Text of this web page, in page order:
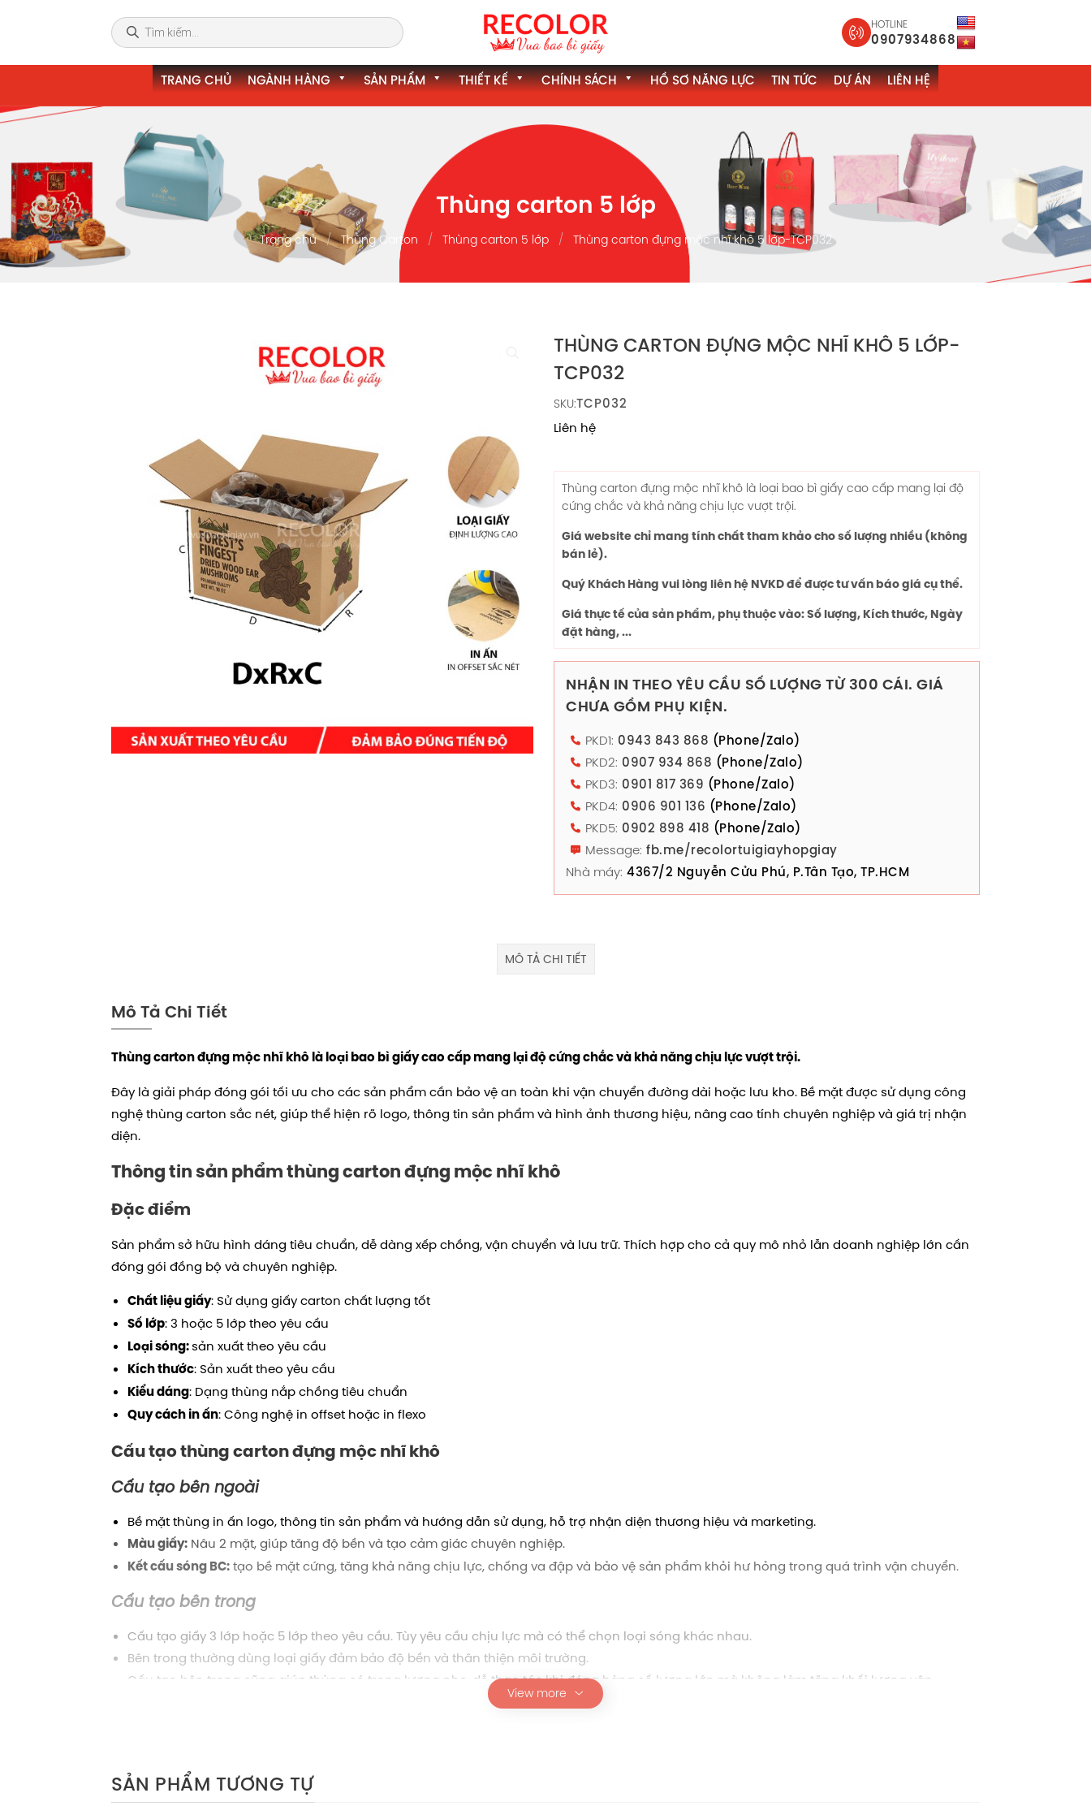
HOTLINE
0907934868
TRANG CHỦ NGÀNH HÀNG SẢN PHẨM THIẾT KẾ CHÍNH SÁCH HỒ SƠ NĂNG LỰC TIN TỨC DỰ ÁN LIÊN HỆ
Thùng carton 5 lớp
Trang chủ Thùng Carton Thùng carton 5 lớp Thùng carton đựng mộc nhĩ khô 5 lớp-TCP032
THÙNG CARTON ĐỰNG MỘC NHĨ KHÔ 5 LỚP-
TCP032
SKU:TCP032
Liên hệ
Thùng carton đựng mộc nhĩ khô là loại bao bì giấy cao cấp mang lại độ
cứng chắc và khả năng chịu lực vượt trội.
Giá website chỉ mang tính chất tham khảo cho số lượng nhiều (không
bán lẻ).
Quý Khách Hàng vui lòng liên hệ NVKD để được tư vấn báo giá cụ thể.
Giá thực tế của sản phẩm, phụ thuộc vào: Số lượng, Kích thước, Ngày
đặt hàng, ...
NHẬN IN THEO YÊU CẦU SỐ LƯỢNG TỪ 300 CÁI. GIÁ
CHƯA GỒM PHỤ KIỆN.
PKD1: 0943 843 868 (Phone/Zalo)
PKD2: 0907 934 868 (Phone/Zalo)
PKD3: 0901 817 369 (Phone/Zalo)
PKD4: 0906 901 136 (Phone/Zalo)
PKD5: 0902 898 418 (Phone/Zalo)
Message: fb.me/recolortuigiayhopgiay
Nhà máy: 4367/2 Nguyễn Cửu Phú, P.Tân Tạo, TP.HCM
MÔ TẢ CHI TIẾT
Mô Tả Chi Tiết
Thùng carton đựng mộc nhĩ khô là loại bao bì giấy cao cấp mang lại độ cứng chắc và khả năng chịu lực vượt trội.
Đây là giải pháp đóng gói tối ưu cho các sản phẩm cần bảo vệ an toàn khi vận chuyển đường dài hoặc lưu kho. Bề mặt được sử dụng công
nghệ thùng carton sắc nét, giúp thể hiện rõ logo, thông tin sản phẩm và hình ảnh thương hiệu, nâng cao tính chuyên nghiệp và giá trị nhận
diện.
Thông tin sản phẩm thùng carton đựng mộc nhĩ khô
Đặc điểm
Sản phẩm sở hữu hình dáng tiêu chuẩn, dễ dàng xếp chồng, vận chuyển và lưu trữ. Thích hợp cho cả quy mô nhỏ lẫn doanh nghiệp lớn cần
đóng gói đồng bộ và chuyên nghiệp.
Chất liệu giấy: Sử dụng giấy carton chất lượng tốt
Số lớp: 3 hoặc 5 lớp theo yêu cầu
Loại sóng:sản xuất theo yêu cầu
Kích thước: Sản xuất theo yêu cầu
Kiểu dáng: Dạng thùng nắp chồng tiêu chuẩn
Quy cách in ấn: Công nghệ in offset hoặc in flexo
Cấu tạo thùng carton đựng mộc nhĩ khô
Cấu tạo bên ngoài
Bề mặt thùng in ấn logo, thông tin sản phẩm và hướng dẫn sử dụng, hỗ trợ nhận diện thương hiệu và marketing.
Màu giấy: Nâu 2 mặt, giúp tăng độ bền và tạo cảm giác chuyên nghiệp.
Kết cấu sóng BC: tạo bề mặt cứng, tăng khả năng chịu lực, chống va đập và bảo vệ sản phẩm khỏi hư hỏng trong quá trình vận chuyển.
Cấu tạo bên trong
Cấu tạo giấy 3 lớp hoặc 5 lớp theo yêu cầu. Tùy yêu cầu chịu lực mà có thể chọn loại sóng khác nhau.
Bên trong thường dùng loại giấy đảm bảo độ bền và thân thiện môi trường.
Cấu tạo bên trong cũng giúp thùng có trọng lượng nhẹ, dễ thao tác khi đóng hàng số lượng lớn mà không làm tăng khối lượng vận
Thùng carton
dùng cho xuất khẩu, vận chuyển đường dài, lưu kho hoặc trưng bày hàng hóa.
Lưu kho gọn gàng nhờ kết cấu dễ xếp, không tốn diện tích.
View more
SẢN PHẨM TƯƠNG TỰ